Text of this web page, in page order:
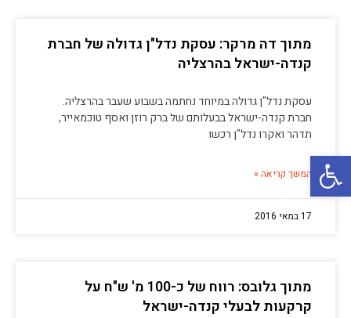
פתח סרגל נגישות
מתוך דה מרקר: עסקת נדל"ן גדולה של חברת
קנדה-ישראל בהרצליה
עסקת נדל"ן גדולה במיוחד נחתמה בשבוע שעבר בהרצליה.
חברת קנדה-ישראל בבעלותם של ברק רוזן ואסף טוכמאייר,
תדהר ואקרו נדל"ן רכשו
המשך קריאה »
17 במאי 2016
מתוך גלובס: רווח של כ-100 מ' ש"ח על
קרקעות לבעלי קנדה-ישראל